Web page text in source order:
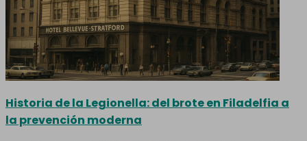
Historia de la Legionella: del brote en Filadelfia a
la prevención moderna